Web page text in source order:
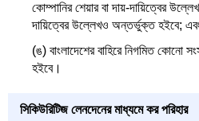
কোম্পানির শেয়ার বা দায়-দায়িত্বের
দায়িত্বের উল্লেখও অন্তর্ভুক্ত হইবে;
(ঙ) বাংলাদেশের বাহিরে নিগমিত কোনো
হইবে।
সিকিউরিটিজ লেনদেনের মাধ্যমে কর পরিহার